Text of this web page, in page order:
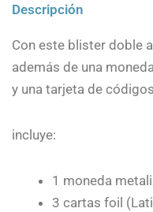
Descripción
Con este blister doble
además de una
y una tarjeta de
incluye:
1 moneda
3 cartas foil